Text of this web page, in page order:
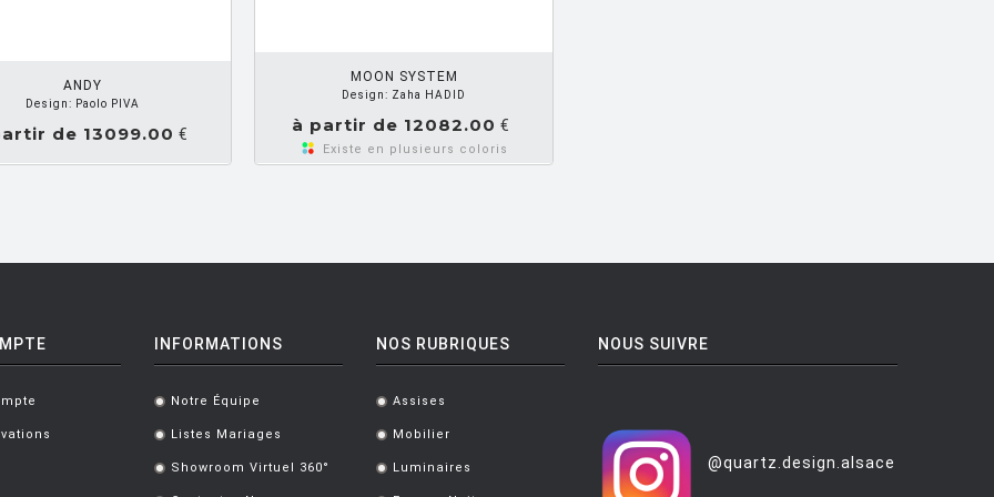
ANDY
Design: Paolo PIVA
de 13099.00 €
MOON SYSTEM
Design: Zaha HADID
à partir de 12082.00 €
Existe en plusieurs coloris
INFORMATIONS
. Notre Équipe
. Listes Mariages
. Showroom Virtuel 360°
NOS RUBRIQUES
. Assises
. Mobilier
. Luminaires
NOUS SUIVRE
@quartz.design.alsace